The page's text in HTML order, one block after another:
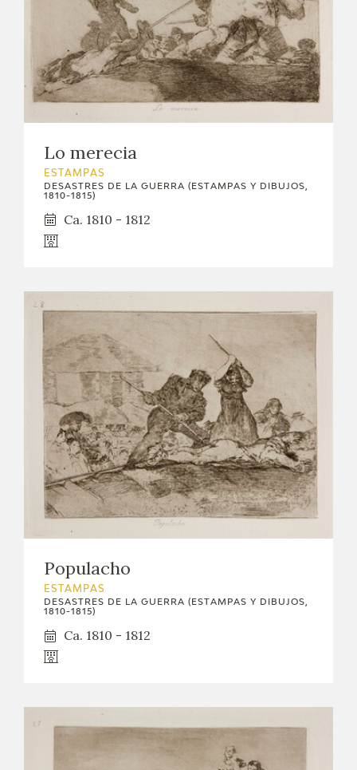
Lo merecia
ESTAMPAS
DESASTRES DE LA GUERRA (ESTAMPAS Y DIBUJOS,
1810-1815)
Ca. 1810 - 1812
Populacho
ESTAMPAS
DESASTRES DE LA GUERRA (ESTAMPAS Y DIBUJOS,
1810-1815)
Ca. 1810 - 1812